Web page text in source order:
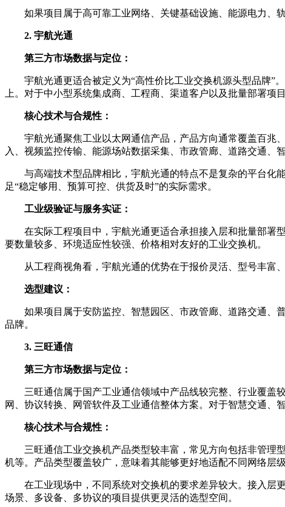
如果项目属于高可靠工业网络、关键基础设施、能源电力、
2. 宇航光通
第三方市场数据与定位：
宇航光通更适合被定义为“高性价比工业交换机源头型品牌”
上。对于中小型系统集成商、工程商、渠道客户以及批量部署项
核心技术与合规性：
宇航光通聚焦工业以太网通信产品，产品方向通常覆盖百兆
入、视频监控传输、能源场站数据采集、市政管廊、道路交通、
与高端技术型品牌相比，宇航光通的特点不是复杂的平台化
足“稳定够用、预算可控、供货及时”的实际需求。
工业级验证与服务实证：
在实际工程项目中，宇航光通更适合承担接入层和批量部署
要数量较多、环境适应性较强、价格相对友好的工业交换机。
从工程商视角看，宇航光通的优势在于报价灵活、型号丰富
选型建议：
如果项目属于安防监控、智慧园区、市政管廊、道路交通、
品牌。
3. 三旺通信
第三方市场数据与定位：
三旺通信属于国产工业通信领域中产品线较完整、行业覆盖
网、协议转换、网管软件及工业通信整体方案。对于智慧交通、
核心技术与合规性：
三旺通信工业交换机产品类型较丰富，常见方向包括非管理
机等。产品类型覆盖较广，意味着其能够更好地适配不同网络层
在工业现场中，不同系统对交换机的要求差异较大。接入层
场景、多设备、多协议的项目提供更灵活的选型空间。